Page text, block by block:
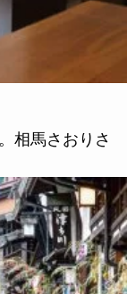
相馬さおりさ